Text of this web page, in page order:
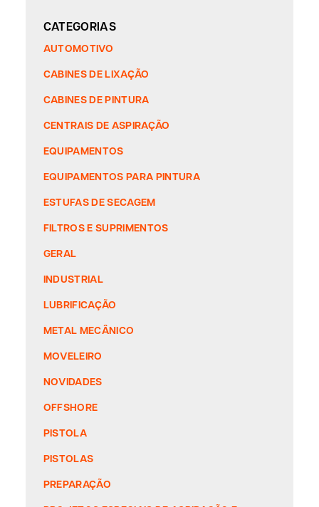
CATEGORIAS
AUTOMOTIVO
CABINES DE LIXAÇÃO
CABINES DE PINTURA
CENTRAIS DE ASPIRAÇÃO
EQUIPAMENTOS
EQUIPAMENTOS PARA PINTURA
ESTUFAS DE SECAGEM
FILTROS E SUPRIMENTOS
GERAL
INDUSTRIAL
LUBRIFICAÇÃO
METAL MECÂNICO
MOVELEIRO
NOVIDADES
OFFSHORE
PISTOLA
PISTOLAS
PREPARAÇÃO